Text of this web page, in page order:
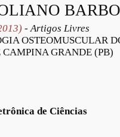
- Artigos Livres
OSTEOMUSCULAR
CAMPINA GRANDE (PB)
de Ciências